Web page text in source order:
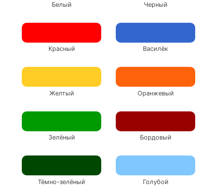
Белый Черный
Красный Василёк
Желтый Оранжевый
Зелёный Бордовый
Тёмно-зелёный Голубой